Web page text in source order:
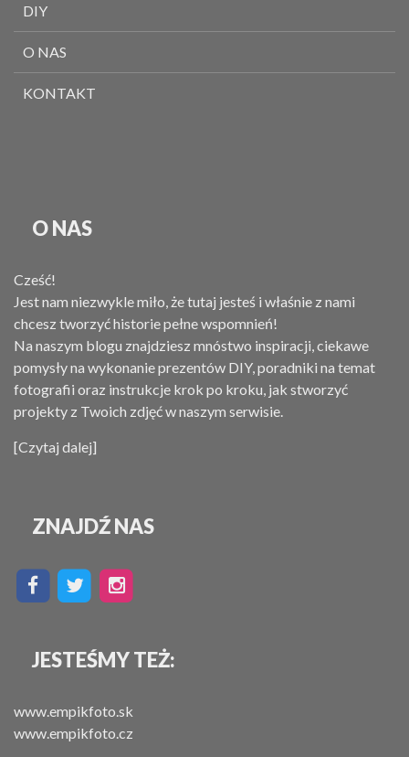
DIY
O NAS
KONTAKT
O NAS
Cześć!
Jest nam niezwykle miło, że tutaj jesteś i właśnie z nami
chcesz tworzyć historie pełne wspomnień!
Na naszym blogu znajdziesz mnóstwo inspiracji, ciekawe
pomysły na wykonanie prezentów DIY, poradniki na temat
fotografii oraz instrukcje krok po kroku, jak stworzyć
projekty z Twoich zdjęć w naszym serwisie.
[Czytaj dalej]
ZNAJDŹ NAS
JESTEŚMY TEŻ:
www.empikfoto.sk
www.empikfoto.cz